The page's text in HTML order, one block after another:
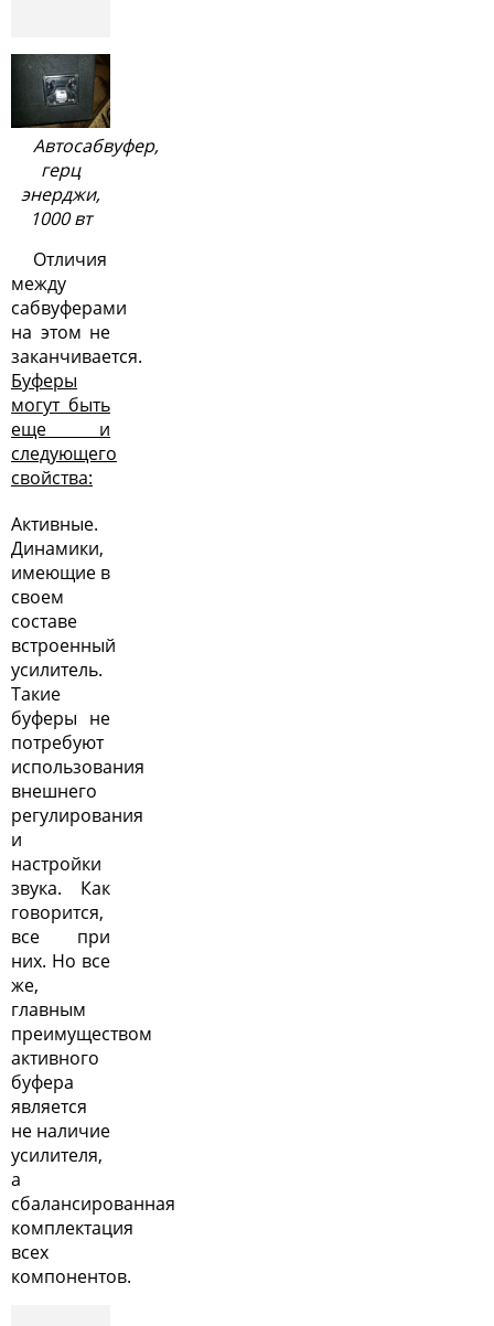
Автосабвуфер,
герц
энерджи,
1000 вт
Отличия
между
сабвуферами
на этом не
заканчивается.
Буферы
могут быть
еще и
следующего
свойства:
Активные.
Динамики,
имеющие в
своем
составе
встроенный
усилитель.
Такие
буферы не
потребуют
использования
внешнего
регулирования
и
настройки
звука. Как
говорится,
все при
них. Но все
же,
главным
преимуществом
активного
буфера
является
не наличие
усилителя,
а
сбалансированная
комплектация
всех
компонентов.